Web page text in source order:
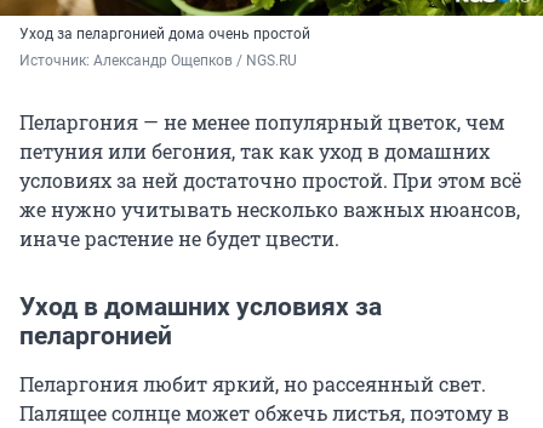
Уход за пеларгонией дома очень простой
Источник: Александр Ощепков / NGS.RU
Пеларгония — не менее популярный цветок, чем
петуния или бегония, так как уход в домашних
условиях за ней достаточно простой. При этом всё
же нужно учитывать несколько важных нюансов,
иначе растение не будет цвести.
Уход в домашних условиях за
пеларгонией
Пеларгония любит яркий, но рассеянный свет.
Палящее солнце может обжечь листья, поэтому в